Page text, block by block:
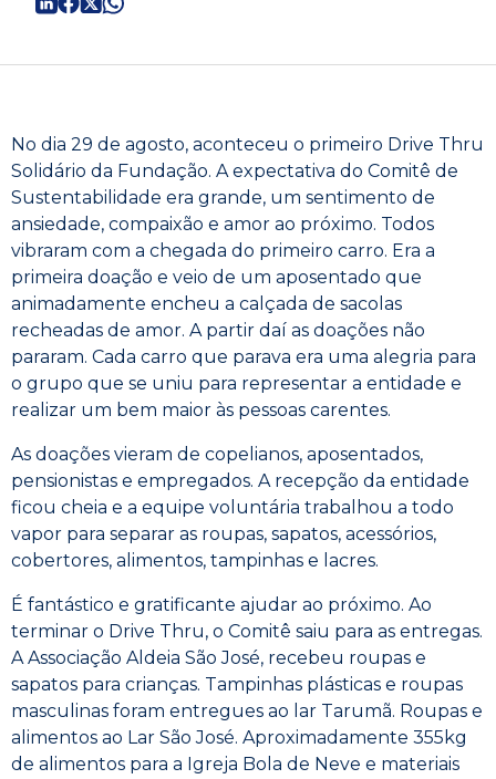
No dia 29 de agosto, aconteceu o primeiro Drive Thru
Solidário da Fundação. A expectativa do Comitê de
Sustentabilidade era grande, um sentimento de
ansiedade, compaixão e amor ao próximo. Todos
vibraram com a chegada do primeiro carro. Era a
primeira doação e veio de um aposentado que
animadamente encheu a calçada de sacolas
recheadas de amor. A partir daí as doações não
pararam. Cada carro que parava era uma alegria para
o grupo que se uniu para representar a entidade e
realizar um bem maior às pessoas carentes.
As doações vieram de copelianos, aposentados,
pensionistas e empregados. A recepção da entidade
ficou cheia e a equipe voluntária trabalhou a todo
vapor para separar as roupas, sapatos, acessórios,
cobertores, alimentos, tampinhas e lacres.
É fantástico e gratificante ajudar ao próximo. Ao
terminar o Drive Thru, o Comitê saiu para as entregas.
A Associação Aldeia São José, recebeu roupas e
sapatos para crianças. Tampinhas plásticas e roupas
masculinas foram entregues ao lar Tarumã. Roupas e
alimentos ao Lar São José. Aproximadamente 355kg
de alimentos para a Igreja Bola de Neve e materiais